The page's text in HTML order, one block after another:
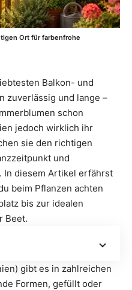
Ort für farbenfrohe
Balkon- und
zuverlässig und lange –
schon
jedoch wirklich ihr
sie den richtigen
und
In diesem Artikel erfährst
beim Pflanzen achten
bis zur idealen
Beet.
gibt es in zahlreichen
Formen, gefüllt oder